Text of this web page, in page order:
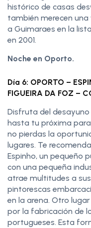
histórico de casas
también merecen una
a Guimaraes en la
en 2001.
Noche en Oporto.
Día 6: OPORTO –
FIGUEIRA DA FOZ –
Disfruta del
hasta tu próxima
no pierdas la
lugares. Te
Espinho, un pequeño
con una pequeña
atrae multitudes a
pintorescas
en la arena. Otro
por la fabricación de
portugueses. Esta